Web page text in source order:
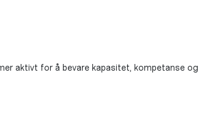
aktivt for å bevare kapasitet, kompetanse og